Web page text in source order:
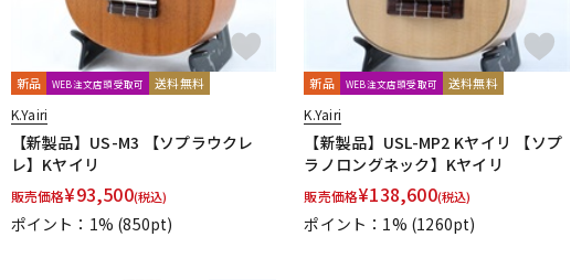
新品 WEB注文店頭受取可 送料無料
K.Yairi
【新製品】US-M3 【ソプラウクレ
レ】Kヤイリ
販売価格¥93,500(税込)
ポイント：1% (850pt)
新品 WEB注文店頭受取可 送料無料
K.Yairi
【新製品】USL-MP2 Kヤイリ 【ソプ
ラノロングネック】Kヤイリ
販売価格¥138,600(税込)
ポイント：1% (1260pt)